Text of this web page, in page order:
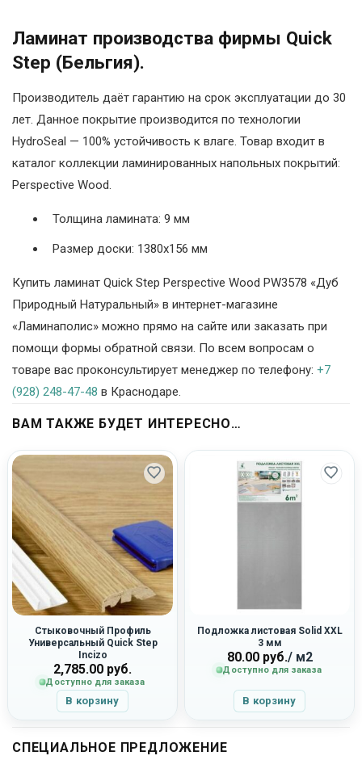
Ламинат производства фирмы Quick
Step (Бельгия).
Производитель даёт гарантию на срок эксплуатации до 30
лет. Данное покрытие производится по технологии
HydroSeal — 100% устойчивость к влаге. Товар входит в
каталог коллекции ламинированных напольных покрытий:
Perspective Wood.
Толщина ламината: 9 мм
Размер доски: 1380х156 мм
Купить ламинат Quick Step Perspective Wood PW3578 «Дуб
Природный Натуральный» в интернет-магазине
«Ламинаполис» можно прямо на сайте или заказать при
помощи формы обратной связи. По всем вопросам о
товаре вас проконсультирует менеджер по телефону: +7
(928) 248-47-48 в Краснодаре.
ВАМ ТАКЖЕ БУДЕТ ИНТЕРЕСНО…
Стыковочный Профиль
Универсальный Quick Step
Incizo
2,785.00 руб.
Доступно для заказа
В корзину
Подложка листовая Solid XXL
3 мм
80.00руб./ м2
Доступно для заказа
В корзину
СПЕЦИАЛЬНОЕ ПРЕДЛОЖЕНИЕ